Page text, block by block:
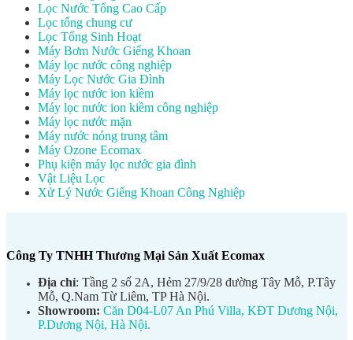
Lọc Nước Tổng Cao Cấp
Lọc tổng chung cư
Lọc Tổng Sinh Hoạt
Máy Bơm Nước Giếng Khoan
Máy lọc nước công nghiệp
Máy Lọc Nước Gia Đình
Máy lọc nước ion kiềm
Máy lọc nước ion kiềm công nghiệp
Máy lọc nước mặn
Máy nước nóng trung tâm
Máy Ozone Ecomax
Phụ kiện máy lọc nước gia đình
Vật Liệu Lọc
Xử Lý Nước Giếng Khoan Công Nghiệp
Công Ty TNHH Thương Mại Sản Xuất Ecomax
Địa chỉ: Tầng 2 số 2A, Hẻm 27/9/28 đường Tây Mỗ, P.Tây
Mỗ, Q.Nam Từ Liêm, TP Hà Nội.
Showroom: Căn D04-L07 An Phú Villa, KĐT Dương Nội,
P.Dương Nội, Hà Nội.